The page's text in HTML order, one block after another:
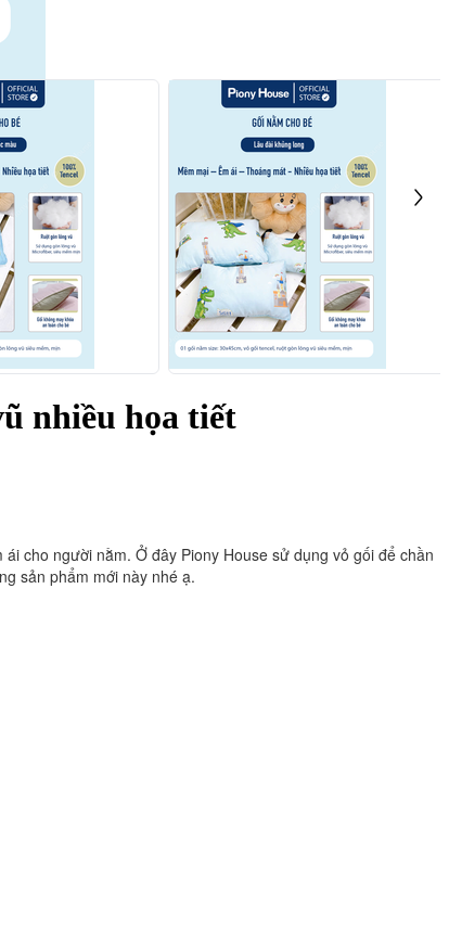
nhiều họa tiết
cho người nằm. Ở đây Piony House sử dụng vỏ gối để chần
sản phẩm mới này nhé ạ.